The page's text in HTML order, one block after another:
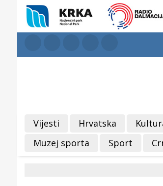
Vijesti Hrvatska
Muzej sporta
Sport